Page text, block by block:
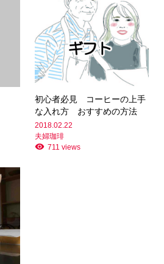
初心者必見 コーヒーの上手
な入れ方 おすすめの方法
2018.02.22
夫婦珈琲
711 views